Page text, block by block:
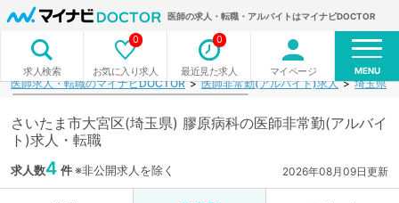
医師の求人・転職・アルバイトはマイナビDOCTOR
求人検索 お気に入り求人
0
最近見た求人
0
マイページ MENU
医師求人・転職のマイナビDOCTOR 医師非常勤(アルバイト)求人 埼玉県
さいたま市大宮区(埼玉県) 膠原病科の医師非常勤(アルバイ
ト)求人・転職
求人数4 件※非公開求人を除く 2026年08月09日更新